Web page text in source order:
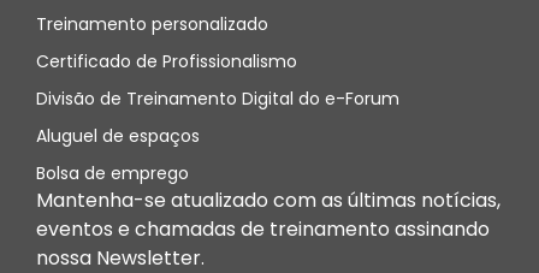
Treinamento personalizado
Certificado de Profissionalismo
Divisão de Treinamento Digital do e-Forum
Aluguel de espaços
Bolsa de emprego
Mantenha-se atualizado com as últimas notícias,
eventos e chamadas de treinamento assinando
nossa Newsletter.